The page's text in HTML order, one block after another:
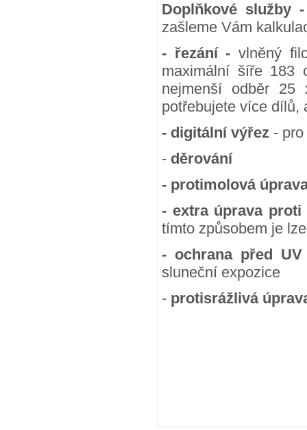
Doplňkové služby
zašleme Vám
- řezání - vlněný
maximální šíře 183
nejmenší odběr
potřebujete více dílů,
- digitální výřez -
- děrování
- protimolová
- extra úprava
tímto způsobem je
- ochrana před
sluneční expozice
- protisrážlivá